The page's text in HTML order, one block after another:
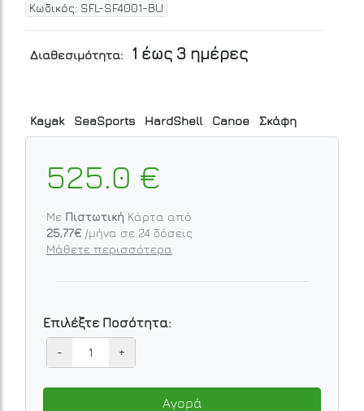
Κωδικός: SFL-SF4001-BU
Διαθεσιμότητα: 1 έως 3 ημέρες
Kayak SeaSports HardShell Canoe Σκάφη
525.0 €
Με Πιστωτική Κάρτα από
25,77€ /μήνα σε 24 δόσεις
Μάθετε περισσότερα
Επιλέξτε Ποσότητα:
- +
Αγορά